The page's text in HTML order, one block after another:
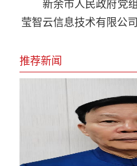
莹智云信息技术有限公
推荐新闻